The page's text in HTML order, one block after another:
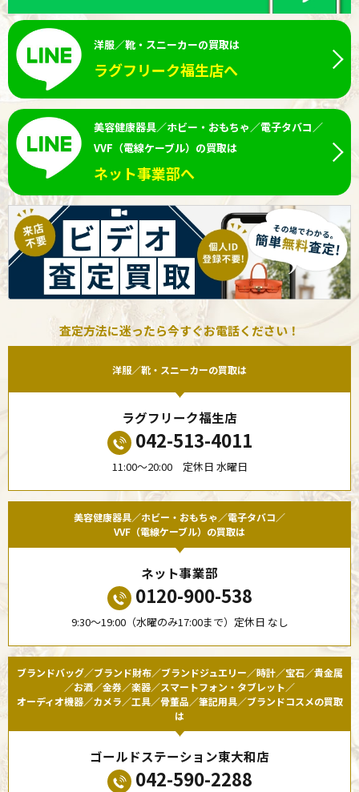
洋服／靴・スニーカーの買取は
ラグフリーク福生店へ
美容健康器具／ホビー・おもちゃ／電子タバコ／
VVF（電線ケーブル）の買取は
ネット事業部へ
査定方法に迷ったら今すぐお電話ください！
洋服／靴・スニーカーの買取は
ラグフリーク福生店
042-513-4011
11:00〜20:00 定休日 水曜日
美容健康器具／ホビー・おもちゃ／電子タバコ／
VVF（電線ケーブル）の買取は
ネット事業部
0120-900-538
9:30〜19:00（水曜のみ17:00まで）定休日 なし
ブランドバッグ／ブランド財布／ブランドジュエリー／時計／宝石／貴金属
／お酒／金券／楽器／スマートフォン・タブレット／
オーディオ機器／カメラ／工具／骨董品／筆記用具／ブランドコスメの買取
は
ゴールドステーション東大和店
042-590-2288